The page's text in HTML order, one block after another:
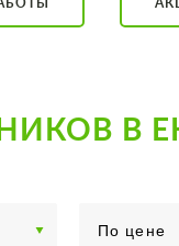
В